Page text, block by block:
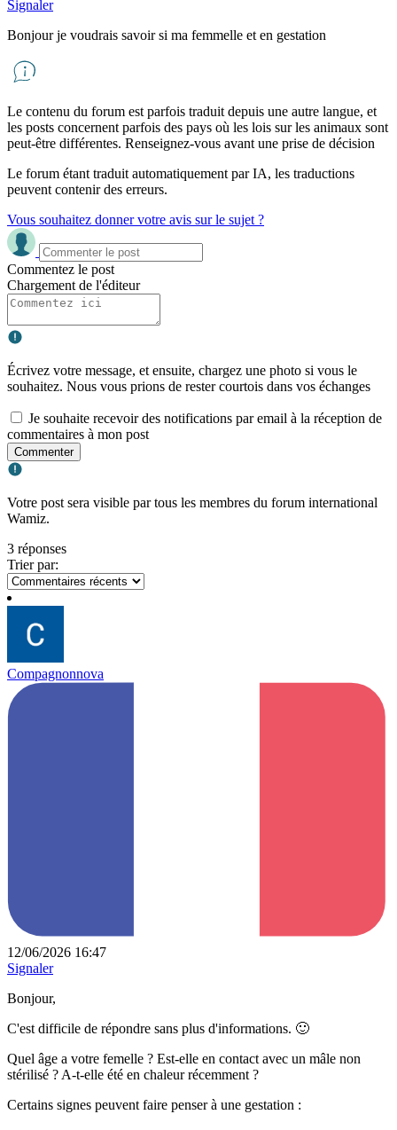
Signaler
Bonjour je voudrais savoir si ma femmelle et en gestation
Le contenu du forum est parfois traduit depuis une autre langue, et
les posts concernent parfois des pays où les lois sur les animaux sont
peut-être différentes. Renseignez-vous avant une prise de décision
Le forum étant traduit automatiquement par IA, les traductions
peuvent contenir des erreurs.
Vous souhaitez donner votre avis sur le sujet ?
Commentez le post
Chargement de l'éditeur
Écrivez votre message, et ensuite, chargez une photo si vous le
souhaitez. Nous vous prions de rester courtois dans vos échanges
Je souhaite recevoir des notifications par email à la réception de
commentaires à mon post
Commenter
Votre post sera visible par tous les membres du forum international
Wamiz.
3 réponses
Trier par:
Compagnonnova
12/06/2026 16:47
Signaler
Bonjour,
C'est difficile de répondre sans plus d'informations. 🙂
Quel âge a votre femelle ? Est-elle en contact avec un mâle non
stérilisé ? A-t-elle été en chaleur récemment ?
Certains signes peuvent faire penser à une gestation :